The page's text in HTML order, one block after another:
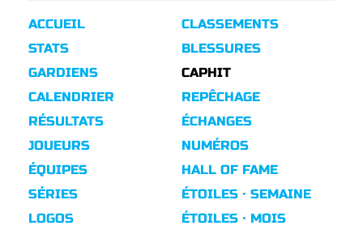
ACCUEIL
STATS
GARDIENS
CALENDRIER
RÉSULTATS
CLASSEMENTS
BLESSURES
CAPHIT
REPÊCHAGE
ÉCHANGES
JOUEURS
ÉQUIPES
SÉRIES
LOGOS
NUMÉROS
HALL OF FAME
ÉTOILES · SEMAINE
ÉTOILES · MOIS